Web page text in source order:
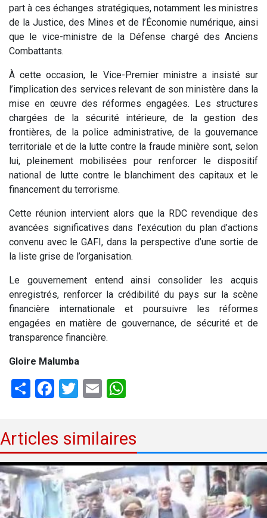
part à ces échanges stratégiques, notamment les ministres
de la Justice, des Mines et de l’Économie numérique, ainsi
que le vice-ministre de la Défense chargé des Anciens
Combattants.
À cette occasion, le Vice-Premier ministre a insisté sur
l’implication des services relevant de son ministère dans la
mise en œuvre des réformes engagées. Les structures
chargées de la sécurité intérieure, de la gestion des
frontières, de la police administrative, de la gouvernance
territoriale et de la lutte contre la fraude minière sont, selon
lui, pleinement mobilisées pour renforcer le dispositif
national de lutte contre le blanchiment des capitaux et le
financement du terrorisme.
Cette réunion intervient alors que la RDC revendique des
avancées significatives dans l’exécution du plan d’actions
convenu avec le GAFI, dans la perspective d’une sortie de
la liste grise de l’organisation.
Le gouvernement entend ainsi consolider les acquis
enregistrés, renforcer la crédibilité du pays sur la scène
financière internationale et poursuivre les réformes
engagées en matière de gouvernance, de sécurité et de
transparence financière.
Gloire Malumba
ShareFacebook
Twitter
Email
Articles similaires